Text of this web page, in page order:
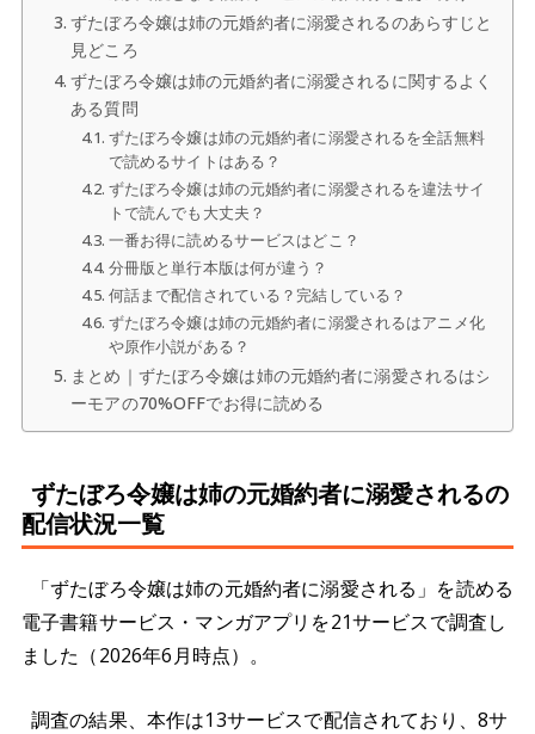
ずたぼろ令嬢は姉の元婚約者に溺愛されるのあらすじと
見どころ
ずたぼろ令嬢は姉の元婚約者に溺愛されるに関するよく
ある質問
ずたぼろ令嬢は姉の元婚約者に溺愛されるを全話無料
で読めるサイトはある？
ずたぼろ令嬢は姉の元婚約者に溺愛されるを違法サイ
トで読んでも大丈夫？
一番お得に読めるサービスはどこ？
分冊版と単行本版は何が違う？
何話まで配信されている？完結している？
ずたぼろ令嬢は姉の元婚約者に溺愛されるはアニメ化
や原作小説がある？
まとめ｜ずたぼろ令嬢は姉の元婚約者に溺愛されるはシ
ーモアの70%OFFでお得に読める
ずたぼろ令嬢は姉の元婚約者に溺愛されるの
配信状況一覧
「ずたぼろ令嬢は姉の元婚約者に溺愛される」を読める
電子書籍サービス・マンガアプリを21サービスで調査し
ました（2026年6月時点）。
調査の結果、本作は13サービスで配信されており、8サ